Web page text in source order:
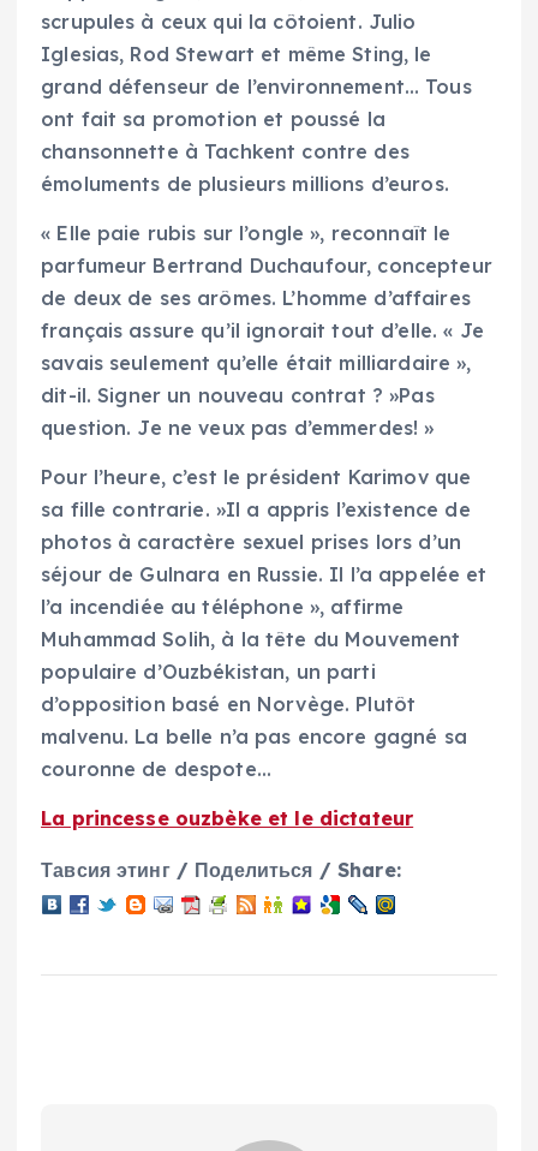
scrupules à ceux qui la côtoient. Julio
Iglesias, Rod Stewart et même Sting, le
grand défenseur de l’environnement… Tous
ont fait sa promotion et poussé la
chansonnette à Tachkent contre des
émoluments de plusieurs millions d’euros.
« Elle paie rubis sur l’ongle », reconnaît le
parfumeur Bertrand Duchaufour, concepteur
de deux de ses arômes. L’homme d’affaires
français assure qu’il ignorait tout d’elle. « Je
savais seulement qu’elle était milliardaire »,
dit-il. Signer un nouveau contrat ? »Pas
question. Je ne veux pas d’emmerdes! »
Pour l’heure, c’est le président Karimov que
sa fille contrarie. »Il a appris l’existence de
photos à caractère sexuel prises lors d’un
séjour de Gulnara en Russie. Il l’a appelée et
l’a incendiée au téléphone », affirme
Muhammad Solih, à la tête du Mouvement
populaire d’Ouzbékistan, un parti
d’opposition basé en Norvège. Plutôt
malvenu. La belle n’a pas encore gagné sa
couronne de despote…
La princesse ouzbèke et le dictateur
Тавсия этинг / Поделиться / Share: